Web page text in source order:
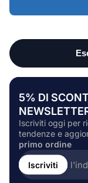
5% DI
Iscriviti oggi per
tendenze e
primo ordine
Inserire
l'indirizzo
e-
Iscriviti